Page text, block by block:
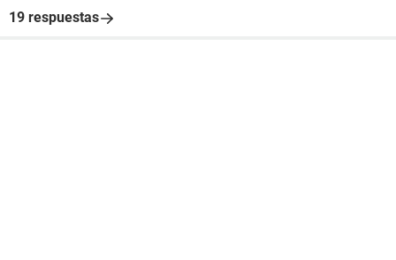
19 respuestas